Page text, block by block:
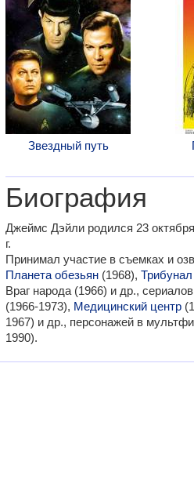
Звездный путь
Биография
Джеймс Дэйли родился 23
г.
Принимал участие в съемках и
Планета обезьян (1968),
Враг народа (1966) и др.,
(1966-1973), Медицинский центр
1967) и др., персонажей в
1990).